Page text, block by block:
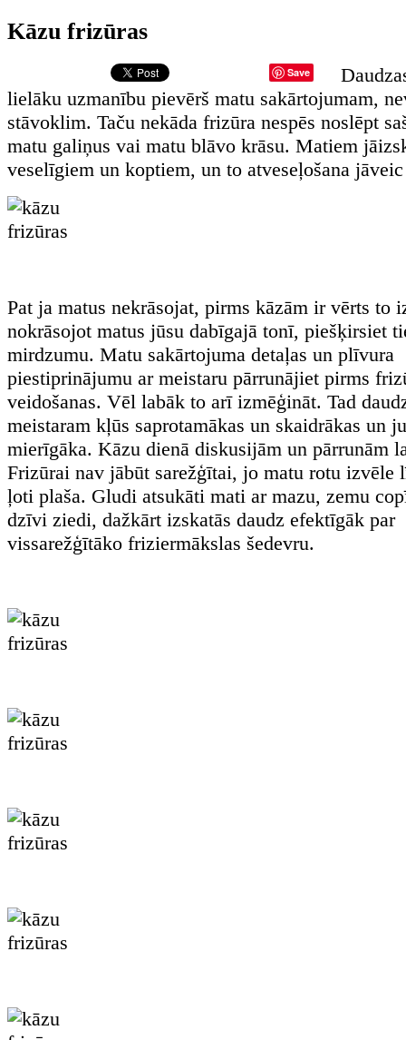
Kāzu frizūras
Save
lielāku uzmanību pievērš matu sakārtojumam,
stāvoklim. Taču nekāda frizūra nespēs noslēpt
matu galiņus vai matu blāvo krāsu. Matiem
veselīgiem un koptiem, un to atveseļošana
Pat ja matus nekrāsojat, pirms kāzām ir vērts to
nokrāsojot matus jūsu dabīgajā tonī, piešķirsiet
mirdzumu. Matu sakārtojuma detaļas un plīvura
piestiprinājumu ar meistaru pārrunājiet pirms
veidošanas. Vēl labāk to arī izmēģināt. Tad
meistaram kļūs saprotamākas un skaidrākas un
mierīgāka. Kāzu dienā diskusijām un pārrunām
Frizūrai nav jābūt sarežģītai, jo matu rotu izvēle
ļoti plaša. Gludi atsukāti mati ar mazu, zemu
dzīvi ziedi, dažkārt izskatās daudz efektīgāk par
vissarežģītāko friziermākslas šedevru.